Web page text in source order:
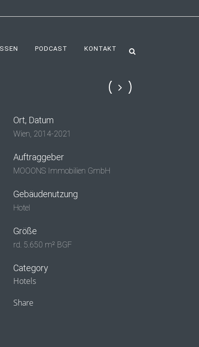
PODCAST KONTAKT
Ort, Datum
Wien, 2014-2021
Auftraggeber
MOOONS Immobilien GmbH
Gebäudenutzung
Hotel
Größe
rd. 5.650 m² BGF
Category
Hotels
Share